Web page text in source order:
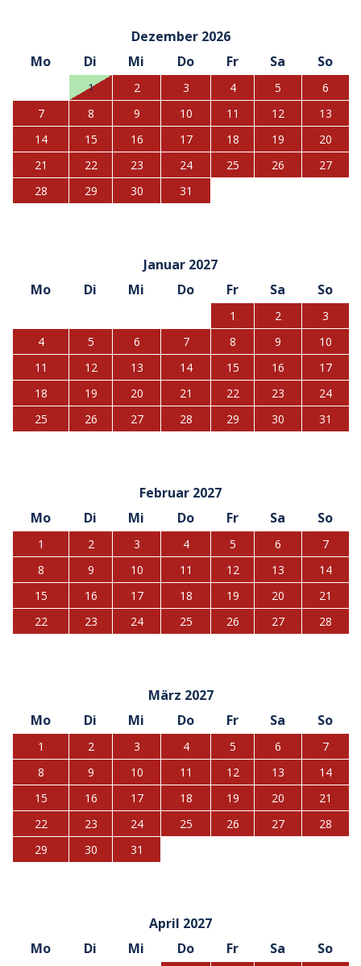
Dezember 2026
Mo
Di Mi Do Fr Sa So
1 2 3 4 5
6
7
8 9 10 11 12
13
14
15 16 17 18 19
20
21
22 23 24 25 26
27
28
29 30 31
Januar 2027
Mo
Di Mi Do Fr Sa So
1 2
3
4
5 6 7 8 9
10
11
12 13 14 15 16
17
18
19 20 21 22 23
24
25
26 27 28 29 30 31
Februar 2027
Mo
Di Mi Do Fr Sa So
1 2 3 4 5 6
7
8
9 10 11 12 13
14
15
16 17 18 19 20
21
22
23 24 25 26 27 28
März 2027
Mo
Di Mi Do Fr Sa So
1 2 3 4 5 6
7
8
9 10 11 12 13
14
15
16 17 18 19 20
21
22
23 24 25 26 27
28
29
30 31
April 2027
Mo
Di Mi Do Fr Sa So